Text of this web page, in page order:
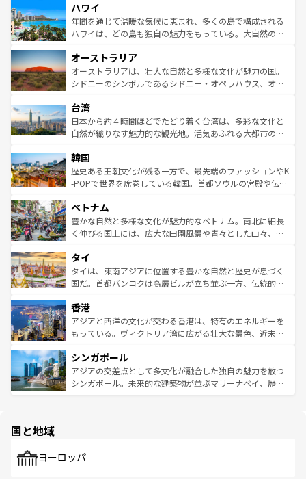
ば市内交通費無料で観光を楽しむこともできる。 なお、新
着のスイス情報はコンテンツ一覧 を参照してほしい。
のような巨大都市は、観光、ショッピング、エンターテイ
ンメントが詰まった刺激的なスポットだ。一方、アメリカ
西部には大自然が広がり、グランドキャニオンやイエロー
部のニューオーリンズでは、音楽と美食が融合した独特の
文化が魅力。旅行者はアメリカの各地域で異なる魅力を楽
しみながら、その多様性と豊かな歴史を感じることができ
ならではの贅沢な旅のスタイルだ。 なお、新着のアメリカ
情報はコンテンツ一覧を参照してほしい。
ハワイ
年間を通じて温暖な気候に恵まれ、多くの島で構成される
ハワイは、どの島も独自の魅力をもっている。大自然の神
ワイ島は見逃せない。また、定番の観光地といえばオアフ
島だが、静かな自然を求めるならマウイ島やカウアイ島が
おすすめ。エメラルドグリーンに輝く海をはじめ、豊かな
れるおもてなしの心で訪れる人々を迎えてくれるハワイの
人々、おいしいローカルフードやハワイアンミュージッ
ク、伝統的なフラダンスなど、すべてがハワイの魅力を彩
ワイを、存分に味わってほしい。 なお、新着のハワイ情報
はコンテンツ一覧を参照してほしい。
オーストラリア
オーストラリアは、壮大な自然と多様な文化が魅力の国。
シドニーのシンボルであるシドニー・オペラハウス、オー
リアリーフや大陸中央部にそびえるウルル（エアーズロッ
ク）、タスマニアの美しい原生林やケアンズの熱帯雨林な
ど、見どころがたくさん。また、カフェやワイン、オージ
いる。アクティビティも充実しており、サーフィンやダイ
ビング、ハイキングなど、アウトドア好きにはたまらな
い。オーストラリアの多彩な魅力を存分に味わいつくそ
参照してほしい。
台湾
日本から約４時間ほどでたどり着く台湾は、多彩な文化と
自然が織りなす魅力的な観光地。活気あふれる大都市の台
ン）、静ひつな山岳地帯である台湾東部など、都市の喧騒
と山間の静けさが共存しており、訪れる人に新しい発見と
驚きをもたらしてくれる。また、奥深い台湾の食文化も魅
容にもいいと評判のスイーツなど、バラエティ豊かな料理
が味わえる。 なお、新着の台湾情報は コンテンツ一覧を参
照してほしい。
韓国
歴史ある王朝文化が残る一方で、最先端のファッションやK
-POPで世界を席巻している韓国。首都ソウルの宮殿や伝統
き、地方に足を延ばせば四季折々の自然美を楽しむことが
できる。そして、キムチや焼肉、絶品のストリートフード
まで、さまざまな韓国料理が待っている。夜には、韓国な
リティに包まれながら、韓国の多彩な魅力を心ゆくまで味
わってみてほしい。 なお、新着の韓国情報はコンテンツ一
覧を参照してほしい。
ベトナム
豊かな自然と多様な文化が魅力的なベトナム。南北に細長
く伸びる国土には、広大な田園風景や青々とした山々、世
急速な発展と共に伝統が息づく。ハノイの古い町並みやホ
ーチミン市のフランス統治時代の建物も、独特の雰囲気を
醸し出している。また、バラエティの豊かさとおいしさで
とつ。フォーやバインミー、ベトナムコーヒーなどは、ぜ
ひ現地で味わいたい。どの地域を訪れてもあたたかい人々
が旅行者を迎えてくれるので、きっと忘れられない旅にな
参照してほしい。
タイ
タイは、東南アジアに位置する豊かな自然と歴史が息づく
国だ。首都バンコクは高層ビルが立ち並ぶ一方、伝統的な
の活気が交差している。北部ではチェンマイなどの山岳地
帯で自然と触れ合い、南部ではプーケットやクラビの美し
いビーチでリゾート気分を楽しむことができる。タイ料理
激する。気候は一年中温暖で、どの季節にも異なる楽しみ
が待っている。親しみやすいタイの人々、仏教を中心とし
た文化、そして多様な観光資源が、訪れる旅人を魅了し続
香港
アジアと西洋の文化が交わる香港は、特有のエネルギーを
もっている。ヴィクトリア湾に広がる壮大な景色、近未来
み、どこを訪れても感動するはず。観光スポットが密集し
ており、効率よく見どころを回れるのも魅力。息をのむよ
うな絶景から文化的な体験まで、香港を存分に楽しみ尽く
シンガポール
アジアの交差点として多文化が融合した独自の魅力を放つ
シンガポール。未来的な建築物が並ぶマリーナベイ、歴史
で、ホーカーズは地元の風情を楽しめる外せないスポット
国と地域
ヨーロッパ